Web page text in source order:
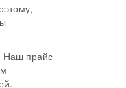
Наш прайс